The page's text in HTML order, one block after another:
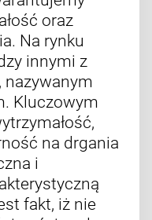
oraz
Na rynku
innymi z
Kluczowym
na drgania
i
fakt, iż nie